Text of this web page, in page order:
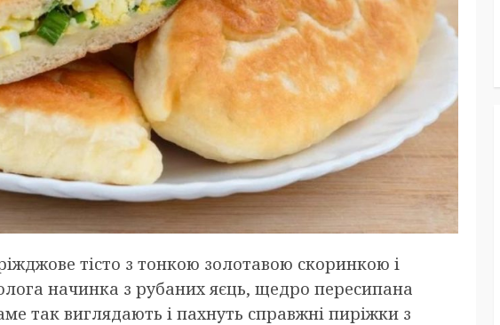
тісто з тонкою золотавою скоринкою і
начинка з рубаних яєць, щедро пересипана
так виглядають і пахнуть справжні пиріжки з